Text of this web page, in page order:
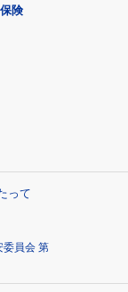
険
って
委員会 第